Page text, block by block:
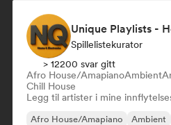
Unique Playlists -
Spillelistekurator
> 12200 svar gitt
Afro House/AmapianoAmbient
Chill House
Legg til artister i mine
Afro House/Amapiano Ambient